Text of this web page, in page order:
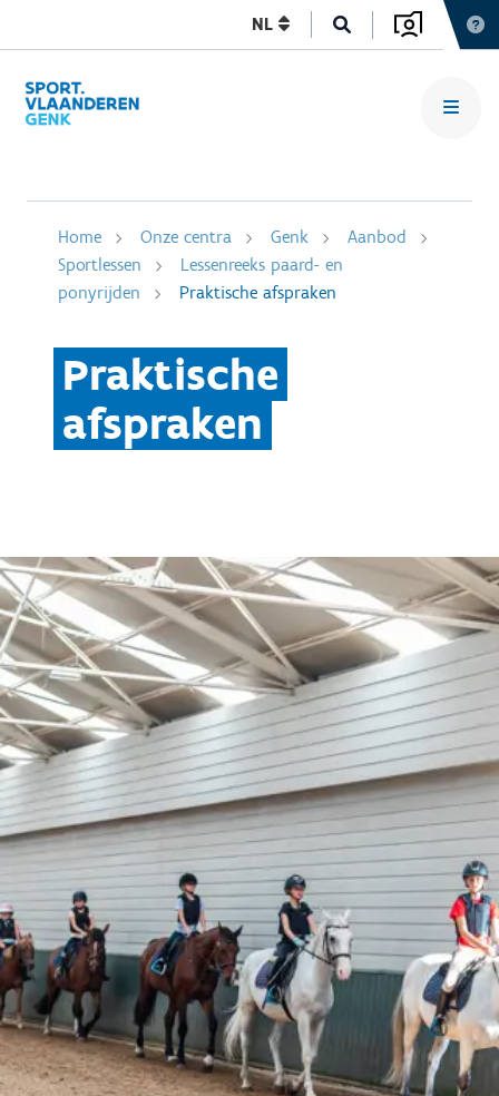
NL
Home Onze centra Genk
Aanbod
Sportlessen
Lessenreeks paard- en
ponyrijden
Praktische afspraken
Praktische
afspraken